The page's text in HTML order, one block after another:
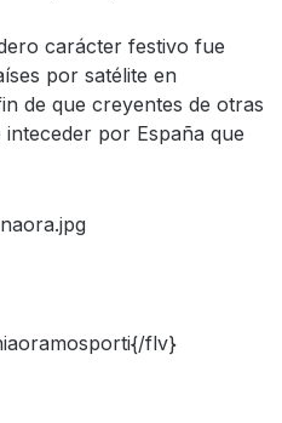
carácter festivo fue
por satélite en
de que creyentes de otras
por España que
flv}